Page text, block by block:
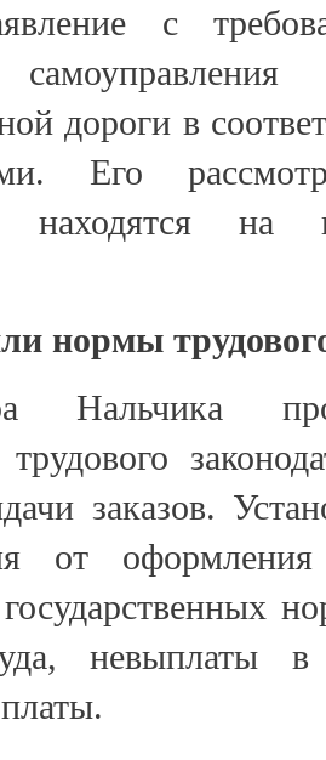
с
дороги в
Его
находятся на
нормы
Нальчика
трудового
заказов.
от
невыплаты в